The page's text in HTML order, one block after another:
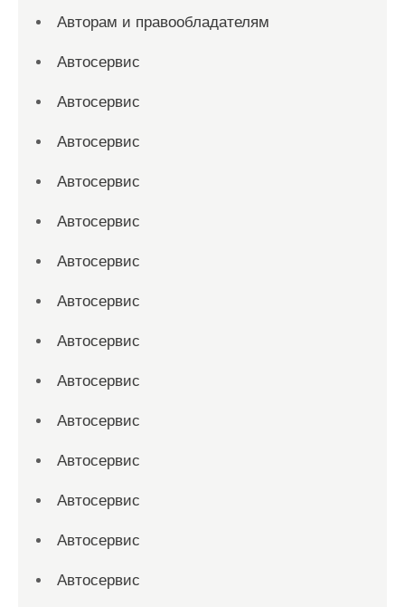
Авторам и правообладателям
Автосервис
Автосервис
Автосервис
Автосервис
Автосервис
Автосервис
Автосервис
Автосервис
Автосервис
Автосервис
Автосервис
Автосервис
Автосервис
Автосервис